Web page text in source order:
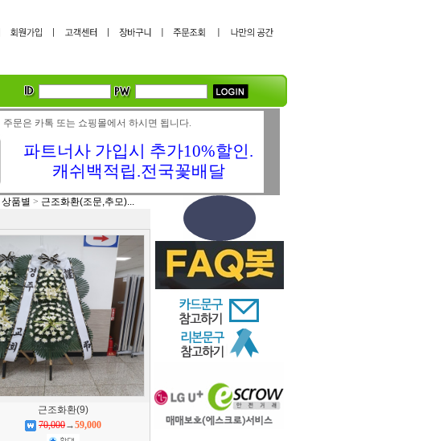
주문은 카톡 또는 쇼핑몰에서 하시면 됩니다.
파트너사 가입시 추가10%할인.
캐쉬백적립.전국꽃배달
상품별 > 근조화환(조문,추모)...
근조화환(9)
70,000→59,000